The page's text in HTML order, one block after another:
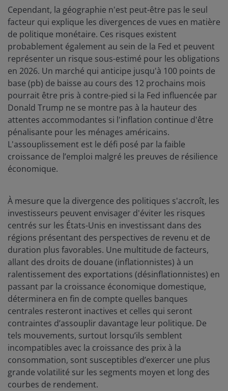
Cependant, la géographie n'est peut-être pas le seul
facteur qui explique les divergences de vues en matière
de politique monétaire. Ces risques existent
probablement également au sein de la Fed et peuvent
représenter un risque sous-estimé pour les obligations
en 2026. Un marché qui anticipe jusqu'à 100 points de
base (pb) de baisse au cours des 12 prochains mois
pourrait être pris à contre-pied si la Fed influencée par
Donald Trump ne se montre pas à la hauteur des
attentes accommodantes si l'inflation continue d'être
pénalisante pour les ménages américains.
L'assouplissement est le défi posé par la faible
croissance de l’emploi malgré les preuves de résilience
économique.
À mesure que la divergence des politiques s'accroît, les
investisseurs peuvent envisager d'éviter les risques
centrés sur les États-Unis en investissant dans des
régions présentant des perspectives de revenu et de
duration plus favorables. Une multitude de facteurs,
allant des droits de douane (inflationnistes) à un
ralentissement des exportations (désinflationnistes) en
passant par la croissance économique domestique,
déterminera en fin de compte quelles banques
centrales resteront inactives et celles qui seront
contraintes d’assouplir davantage leur politique. De
tels mouvements, surtout lorsqu’ils semblent
incompatibles avec la croissance des prix à la
consommation, sont susceptibles d’exercer une plus
grande volatilité sur les segments moyen et long des
courbes de rendement.